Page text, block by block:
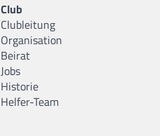
Club
Clubleitung
Organisation
Beirat
Jobs
Historie
Helfer-Team